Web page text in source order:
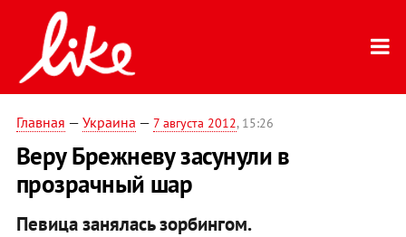
Главная — Украина — 7 августа 2012, 15:26
Веру Брежневу засунули в
прозрачный шар
Певица занялась зорбингом.